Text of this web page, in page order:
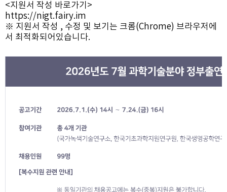
<지원서 작성 바로가기>
https://nigt.fairy.im
※ 지원서 작성 , 수정 및 보기는 크롬(Chrome) 브라우저에
서 최적화되어있습니다.